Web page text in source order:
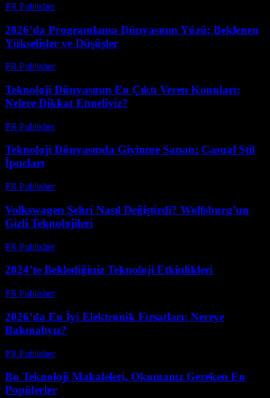
PR Publisher-
2026’da Programlama Dünyasının Yüzü: Beklenen
Yükselişler ve Düşüşler
PR Publisher-
Teknoloji Dünyasının En Çıktı Veren Konuları:
Nelere Dikkat Etmeliyiz?
PR Publisher-
Teknoloji Dünyasında Giyinme Sanatı: Casual Stil
İpucları
PR Publisher-
Volkswagen Şehri Nasıl Değiştirdi? Wolfsburg’un
Gizli Teknolojileri
PR Publisher-
2024’te Beklediğiniz Teknoloji Etkinlikleri
PR Publisher-
2026’da En İyi Elektronik Fırsatları: Nereye
Bakmalıyız?
PR Publisher-
Bu Teknoloji Makaleleri, Okumanız Gereken En
Popülerler